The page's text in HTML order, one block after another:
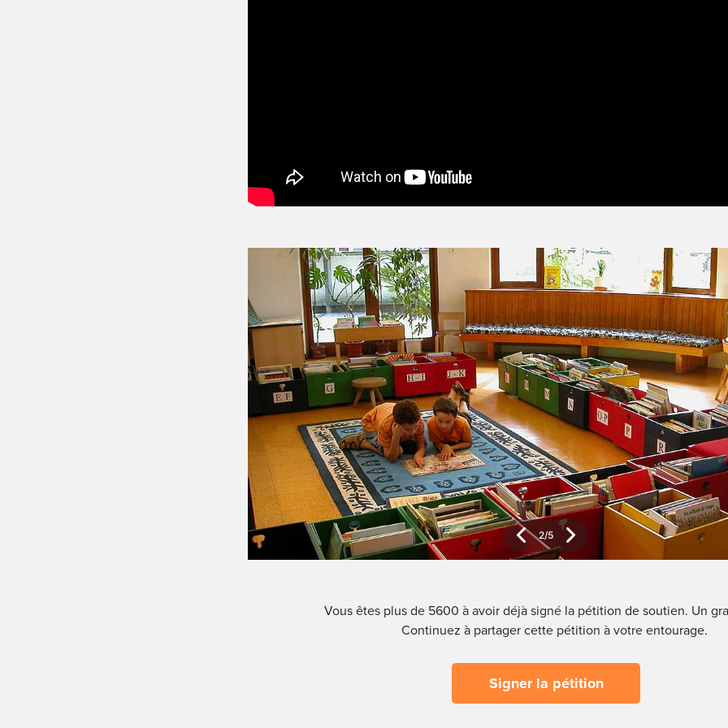
Signer la pétition
2/5
Vous êtes plus de 5600 à avoir déjà signé la pétition de soutien. Un
Continuez à partager cette pétition à votre entourage.